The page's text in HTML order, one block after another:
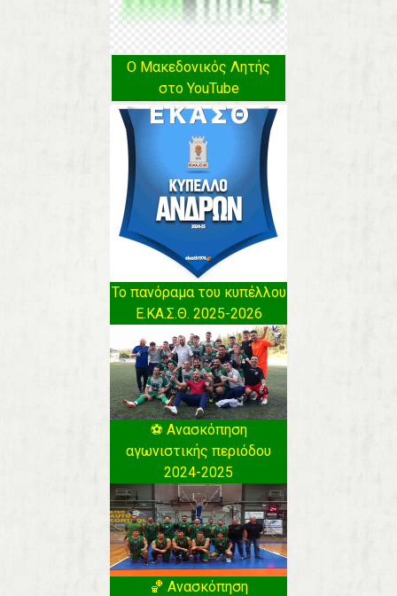
Ο Μακεδονικός Λητής
στο YouTube
Το πανόραμα του κυπέλλου
Ε.ΚΑ.Σ.Θ. 2025-2026
⚽️ Ανασκόπηση
αγωνιστικής περιόδου
2024-2025
🏀 Ανασκόπηση